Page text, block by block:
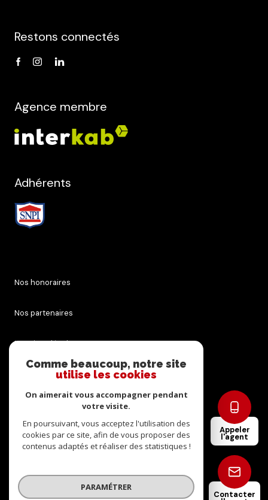
Appeler
l'agent
Contacter
Restons connectés
Agence membre
Adhérents
Nos honoraires
Nos partenaires
Mentions légales
Cookies
© 2026 | Tous droits réservés
Comme beaucoup, notre site
utilise les cookies
On aimerait vous accompagner pendant
votre visite.
En poursuivant, vous acceptez l'utilisation des
cookies par ce site, afin de vous proposer des
contenus adaptés et réaliser des statistiques !
PARAMÉTRER